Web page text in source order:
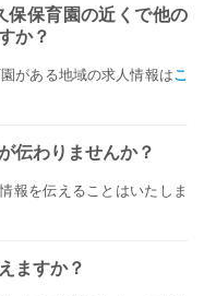
保保育園の近くで他の
か？
がある地域の求人情報はこ
伝わりませんか？
報を伝えることはいたしま
ますか？